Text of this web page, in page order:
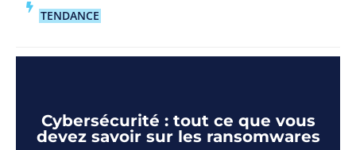
TENDANCE
Cybersécurité : tout ce que vous
devez savoir sur les ransomwares